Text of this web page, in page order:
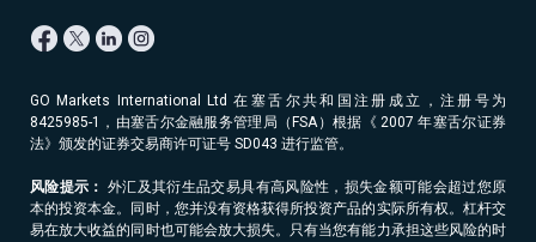
GO Markets International Ltd 在塞舌尔共和国注册成立，注册号为
8425985-1，由塞舌尔金融服务管理局（FSA）根据《 2007 年塞舌尔证券
法》颁发的证券交易商许可证号 SD043 进行监管。
风险提示： 外汇及其衍生品交易具有高风险性，损失金额可能会超过您原
本的投资本金。同时，您并没有资格获得所投资产品的实际所有权。杠杆交
易在放大收益的同时也可能会放大损失。只有当您有能力承担这些风险的时